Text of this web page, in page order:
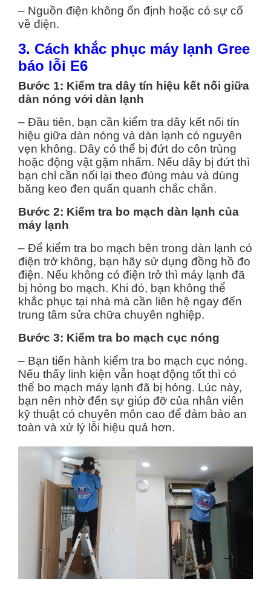
– Nguồn điện không ổn định hoặc có sự cố
về điện.
3. Cách khắc phục máy lạnh Gree
báo lỗi E6
Bước 1: Kiểm tra dây tín hiệu kết nối giữa
dàn nóng với dàn lạnh
– Đầu tiên, bạn cần kiểm tra dây kết nối tín
hiệu giữa dàn nóng và dàn lạnh có nguyên
vẹn không. Dây có thể bị đứt do côn trùng
hoặc động vật gặm nhấm. Nếu dây bị đứt thì
bạn chỉ cần nối lại theo đúng màu và dùng
băng keo đen quấn quanh chắc chắn.
Bước 2: Kiểm tra bo mạch dàn lạnh của
máy lạnh
– Để kiểm tra bo mạch bên trong dàn lạnh có
điện trở không, bạn hãy sử dụng đồng hồ đo
điện. Nếu không có điện trở thì máy lạnh đã
bị hỏng bo mạch. Khi đó, bạn không thể
khắc phục tại nhà mà cần liên hệ ngay đến
trung tâm sửa chữa chuyên nghiệp.
Bước 3: Kiểm tra bo mạch cục nóng
– Bạn tiến hành kiểm tra bo mạch cục nóng.
Nếu thấy linh kiện vẫn hoạt động tốt thì có
thể bo mạch máy lạnh đã bị hỏng. Lúc này,
bạn nên nhờ đến sự giúp đỡ của nhân viên
kỹ thuật có chuyên môn cao để đảm bảo an
toàn và xử lý lỗi hiệu quả hơn.